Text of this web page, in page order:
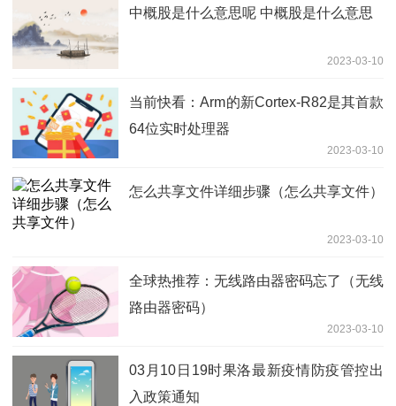
中概股是什么意思呢 中概股是什么意思
2023-03-10
当前快看：Arm的新Cortex-R82是其首款
64位实时处理器
2023-03-10
怎么共享文件详细步骤（怎么共享文件）
2023-03-10
全球热推荐：无线路由器密码忘了（无线
路由器密码）
2023-03-10
03月10日19时果洛最新疫情防疫管控出
入政策通知